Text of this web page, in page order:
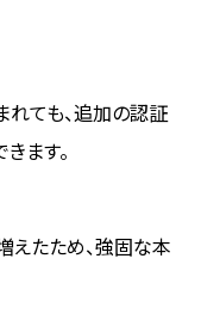
れても、追加の認証
ます。
えたため、強固な本